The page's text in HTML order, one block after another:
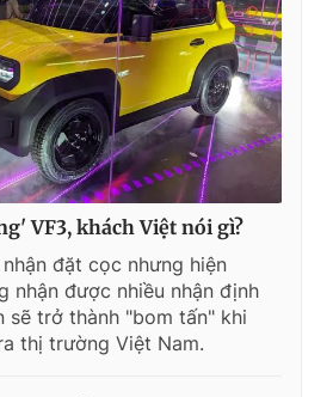
VF3, khách Việt nói gì?
đặt cọc nhưng hiện
nhận được nhiều nhận định
sẽ trở thành "bom tấn" khi
thị trường Việt Nam.